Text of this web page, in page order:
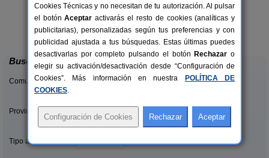
6+2 pers.
desde50 €
La Casa del Lago
Anna (Valencia)
Buscar
Comunidades:
Provincias/Islas:
Tipo alquiler:
Cookies Técnicas y no necesitan de tu autorización. Al pulsar
el botónAceptar activarás el resto de cookies (analíticas y
publicitarias), personalizadas según tus preferencias y con
publicidad ajustada a tus búsquedas. Estas últimas puedes
desactivarlas por completo pulsando el botón Rechazar o
elegir su activación/desactivación desde “Configuración de
Cookies”. Más información en nuestra
POLÍTICA DE
COOKIES.